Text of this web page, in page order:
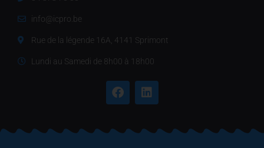
info@icpro.be
Rue de la légende 16A, 4141 Sprimont
Lundi au Samedi de 8h00 à 18h00